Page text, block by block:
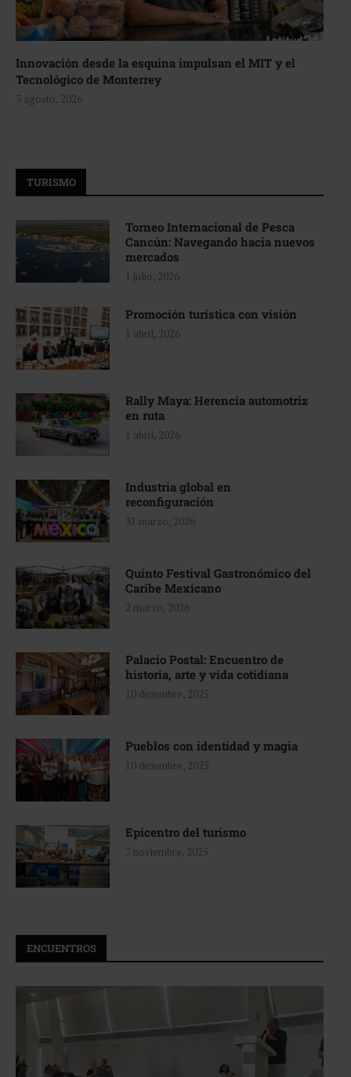
Innovación desde la esquina impulsan el MIT y el
Tecnológico de Monterrey
3 agosto, 2026
TURISMO
Torneo Internacional de Pesca
Cancún: Navegando hacia nuevos
mercados
1 julio, 2026
Promoción turística con visión
1 abril, 2026
Rally Maya: Herencia automotriz
en ruta
1 abril, 2026
Industria global en
reconfiguración
31 marzo, 2026
Quinto Festival Gastronómico del
Caribe Mexicano
2 marzo, 2026
Palacio Postal: Encuentro de
historia, arte y vida cotidiana
10 diciembre, 2025
Pueblos con identidad y magia
10 diciembre, 2025
Epicentro del turismo
7 noviembre, 2025
ENCUENTROS